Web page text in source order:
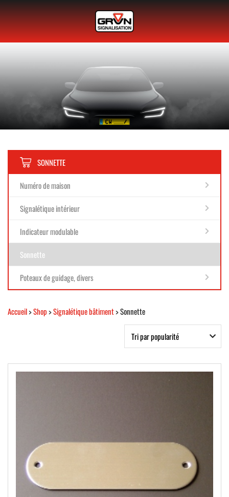
SONNETTE
Numéro de maison
Signalétique intérieur
Indicateur modulable
Sonnette
Poteaux de guidage, divers
Accueil>Shop>Signalétique bâtiment> Sonnette